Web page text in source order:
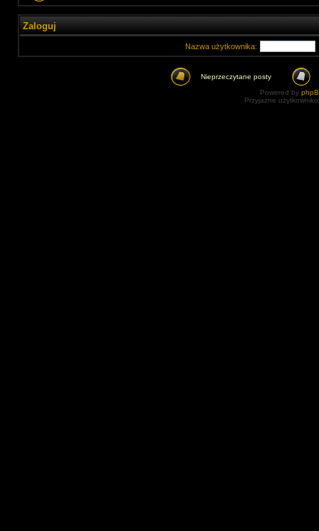
Zaloguj
Nazwa użytkownika:
Nieprzeczytane posty
Powered by
Przyjazne